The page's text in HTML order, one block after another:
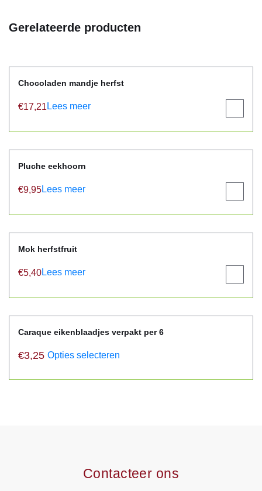
Gerelateerde producten
Chocoladen mandje herfst
€17,21
product
Lees meer
Pluche eekhoorn
€9,95
product
Lees meer
Mok herfstfruit
€5,40
product
Lees meer
Caraque eikenblaadjes verpakt per 6
€3,25 Opties selecteren
Contacteer ons